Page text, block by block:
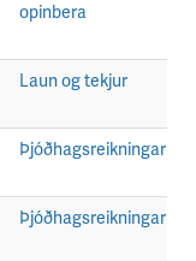
opinbera
Laun og tekjur
Þjóðhagsreikningar
Þjóðhagsreikningar